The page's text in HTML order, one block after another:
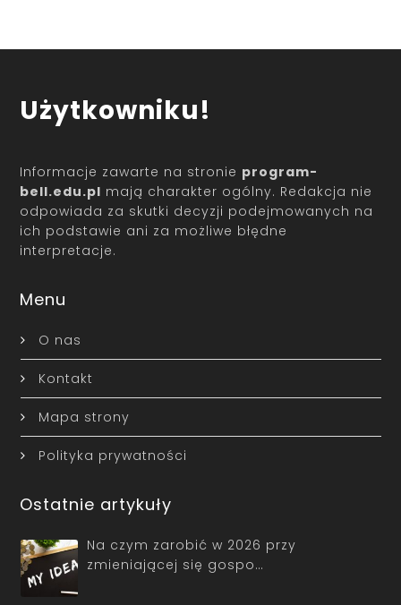
Użytkowniku!
Informacje zawarte na stronie program-
bell.edu.pl mają charakter ogólny. Redakcja nie
odpowiada za skutki decyzji podejmowanych na
ich podstawie ani za możliwe błędne
interpretacje.
Menu
O nas
Kontakt
Mapa strony
Polityka prywatności
Ostatnie artykuły
Na czym zarobić w 2026 przy
zmieniającej się gospo…